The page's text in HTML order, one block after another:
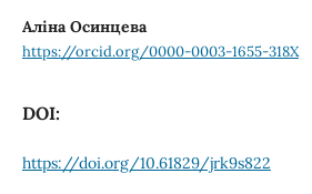
Аліна Осинцева
https://orcid.org/0000-0003-1655-318X
DOI:
https://doi.org/10.61829/jrk9s822